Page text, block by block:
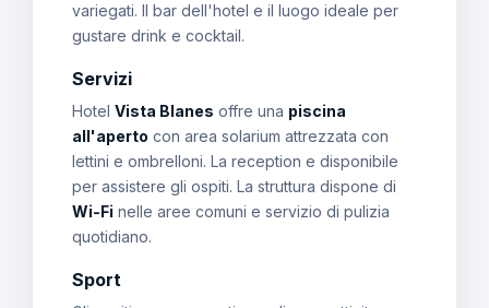
variegati. Il bar dell'hotel e il luogo ideale per
gustare drink e cocktail.
Servizi
Hotel Vista Blanes offre una piscina
all'aperto con area solarium attrezzata con
lettini e ombrelloni. La reception e disponibile
per assistere gli ospiti. La struttura dispone di
Wi-Fi nelle aree comuni e servizio di pulizia
quotidiano.
Sport